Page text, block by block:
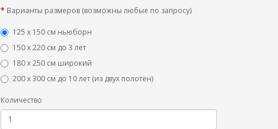
Варианты размеров (возможны любые по запросу)
125 x 150 см ньюборн
150 х 220 см до 3 лет
180 х 250 см широкий
200 х 300 см до 10 лет (из двух полотен)
Количество